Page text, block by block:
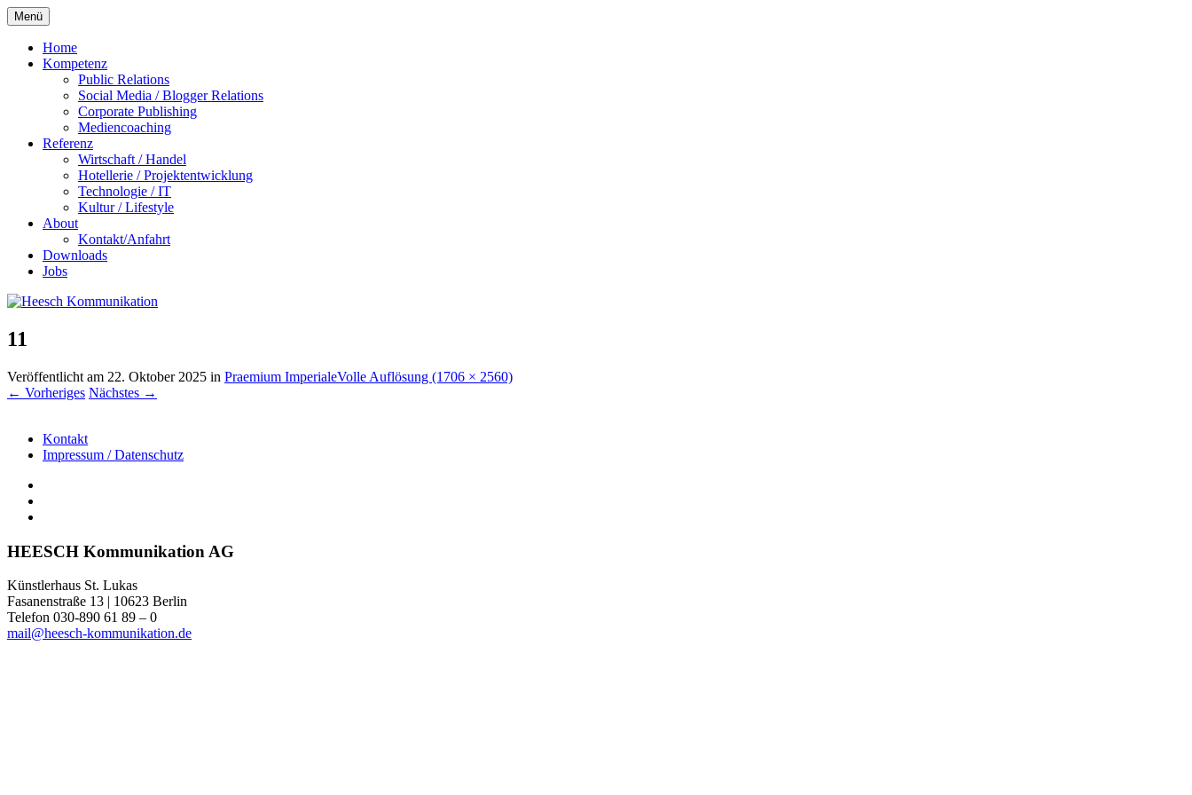
Menü Zum
Inhalt
springen
Home
Kompetenz
Public Relations
Social Media / Blogger Relations
Corporate Publishing
Mediencoaching
Referenz
Wirtschaft / Handel
Hotellerie / Projektentwicklung
Technologie / IT
Kultur / Lifestyle
About
Kontakt/Anfahrt
Downloads
Jobs
11
Veröffentlicht am 22. Oktober 2025 in Praemium ImperialeVolle Auflösung (1706 × 2560)
← Vorheriges Nächstes →
Kontakt
Impressum / Datenschutz
HEESCH Kommunikation AG
Künstlerhaus St. Lukas
Fasanenstraße 13 | 10623 Berlin
Telefon 030-890 61 89 – 0
mail@heesch-kommunikation.de